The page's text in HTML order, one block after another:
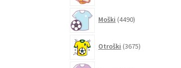
Moški 4490izdelkov
Otroški 3675izdelkov